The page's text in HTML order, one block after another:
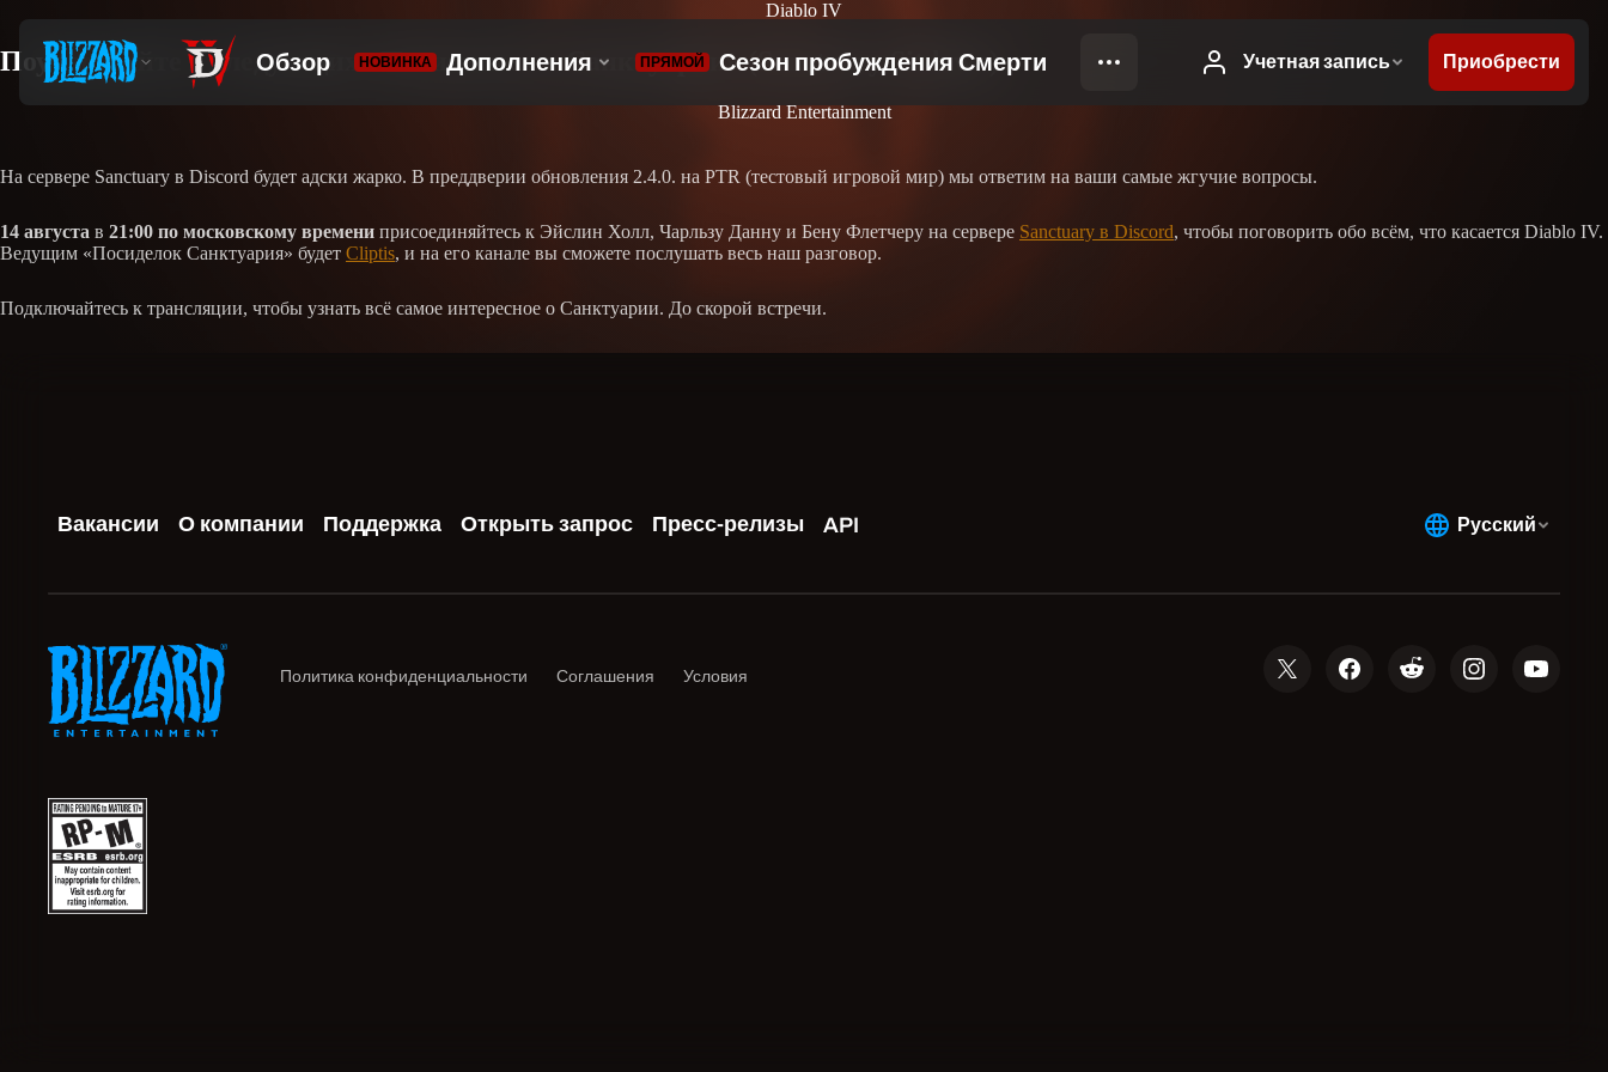
Diablo IV
Поучаствуйте в следующих «Посиделках в Санктуарии» (Sanctuary Sitdown)
Blizzard Entertainment
На сервере Sanctuary в Discord будет адски жарко. В преддверии обновления 2.4.0. на PTR (тестовый игровой мир) мы ответим на ваши самые жгучие вопросы.
14 августа в 21:00 по московскому времени присоединяйтесь к Эйслин Холл, Чарльзу Данну и Бену Флетчеру на сервере Sanctuary в Discord, чтобы поговорить обо всём, что касается Diablo IV.
Ведущим «Посиделок Санктуария» будет Cliptis, и на его канале вы сможете послушать весь наш разговор.
Подключайтесь к трансляции, чтобы узнать всё самое интересное о Санктуарии. До скорой встречи.